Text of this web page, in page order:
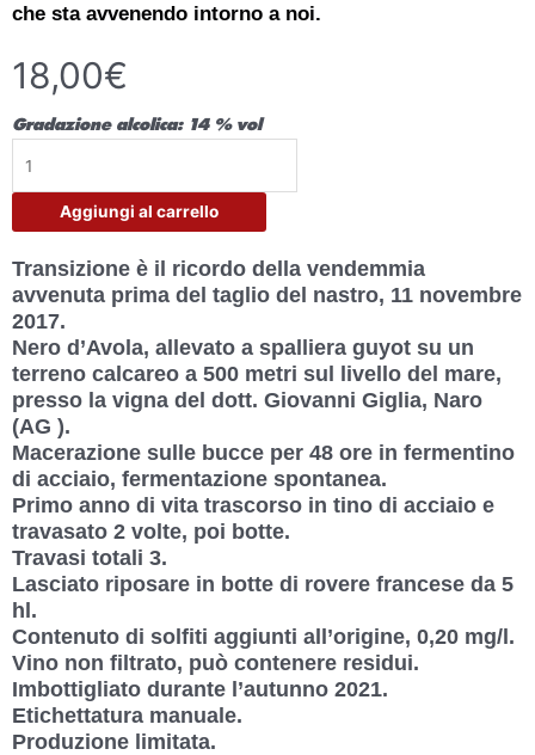
che sta avvenendo intorno a noi.
18,00€
Gradazione alcolica: 14 % vol
quantità
Aggiungi al carrello
Transizione è il ricordo della vendemmia
avvenuta prima del taglio del nastro, 11 novembre
2017.
Nero d’Avola, allevato a spalliera guyot su un
terreno calcareo a 500 metri sul livello del mare,
presso la vigna del dott. Giovanni Giglia, Naro
(AG ).
Macerazione sulle bucce per 48 ore in fermentino
di acciaio, fermentazione spontanea.
Primo anno di vita trascorso in tino di acciaio e
travasato 2 volte, poi botte.
Travasi totali 3.
Lasciato riposare in botte di rovere francese da 5
hl.
Contenuto di solfiti aggiunti all’origine, 0,20 mg/l.
Vino non filtrato, può contenere residui.
Imbottigliato durante l’autunno 2021.
Etichettatura manuale.
Produzione limitata.